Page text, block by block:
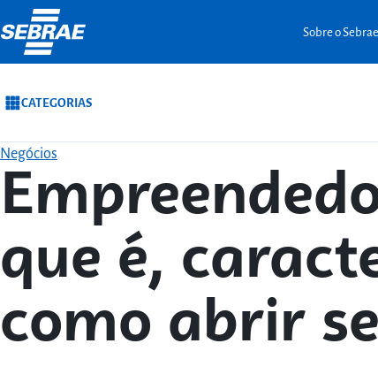
Ir para o conteúdo
Sobre o Sebrae
CATEGORIAS
Negócios
que é,
como abrir